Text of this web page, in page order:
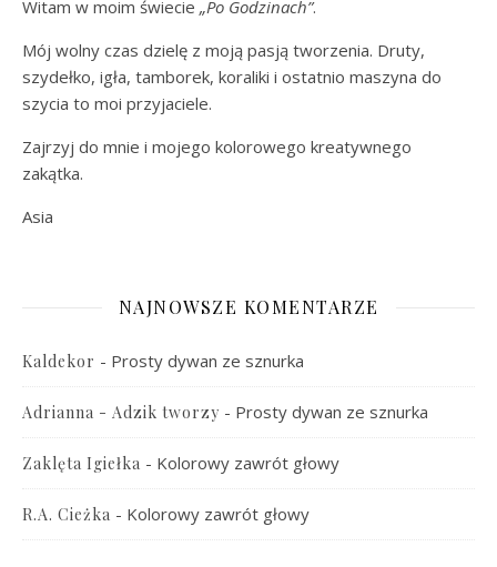
Witam w moim świecie „Po Godzinach”.
Mój wolny czas dzielę z moją pasją tworzenia. Druty,
szydełko, igła, tamborek, koraliki i ostatnio maszyna do
szycia to moi przyjaciele.
Zajrzyj do mnie i mojego kolorowego kreatywnego
zakątka.
Asia
NAJNOWSZE KOMENTARZE
Kaldekor - Prosty dywan ze sznurka
Adrianna - Adzik tworzy - Prosty dywan ze sznurka
Zaklęta Igiełka - Kolorowy zawrót głowy
R.A. Cieżka - Kolorowy zawrót głowy